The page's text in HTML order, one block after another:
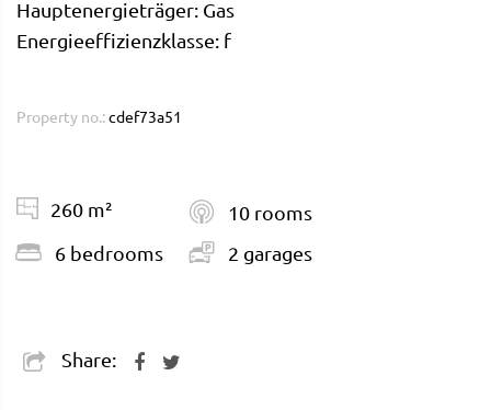
Hauptenergieträger: Gas
Energieeffizienzklasse: f
Property no.:cdef73a51
260 m²
6 bedrooms
10 rooms
2 garages
Share: